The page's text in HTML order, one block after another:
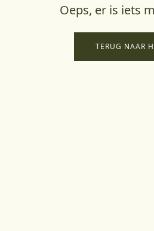
Oeps, er is iets
TERUG NAAR